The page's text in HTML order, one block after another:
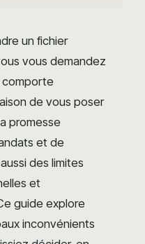
un fichier
vous demandez
comporte
de vous poser
promesse
et de
des limites
et
guide explore
inconvénients